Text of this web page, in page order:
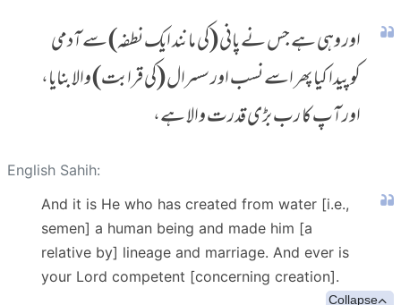
اور وہی ہے جس نے پانی (کی مانند ایک نطفہ) سے آدمی
کو پیدا کیا پھر اسے نسب اور سسرال (کی قرابت) والا بنایا،
اور آپ کا رب بڑی قدرت والا ہے،
English Sahih:
And it is He who has created from water [i.e.,
semen] a human being and made him [a
relative by] lineage and marriage. And ever is
your Lord competent [concerning creation].